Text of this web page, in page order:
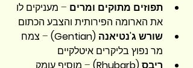
תפוזים מתוקים ומרים – מעניקים לו
את הארומה הפירותית והצבע הכתום
שורש ג'נטיאנה (Gentian)
– צמח
מר נפוץ בליקרים איטלקיים